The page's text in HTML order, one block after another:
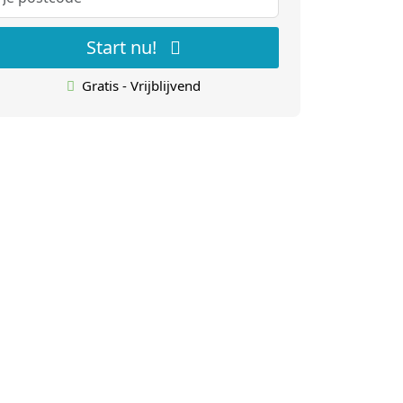
Start nu!
Gratis - Vrijblijvend